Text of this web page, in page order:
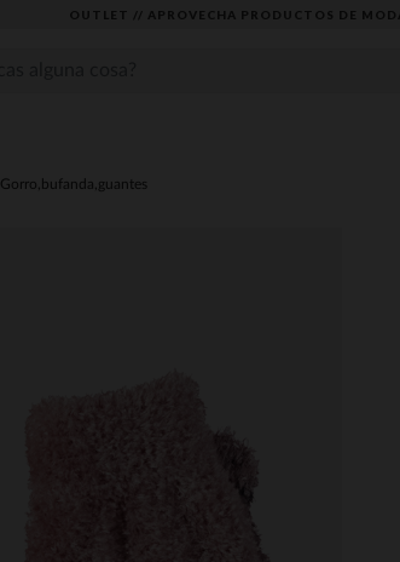
OUTLET // APROVECHA PRODUCTOS DE
Gorro,bufanda,guantes